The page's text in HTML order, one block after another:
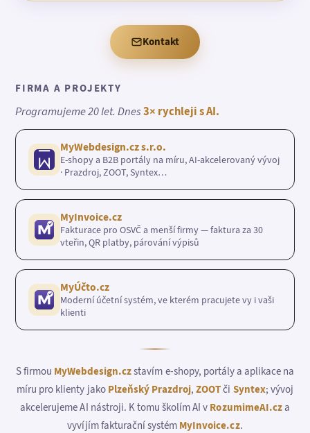
Kontakt
FIRMA A PROJEKTY
Programujeme 20 let. Dnes3× rychleji s AI.
MyWebdesign.cz s.r.o.
E-shopy a B2B portály na míru, AI-akcelerovaný vývoj
· Prazdroj, ZOOT, Syntex…
MyInvoice.cz
Fakturace pro OSVČ a menší firmy — faktura za 30
vteřin, QR platby, párování výpisů
MyÚčto.cz
Moderní účetní systém, ve kterém pracujete vy i vaši
klienti
S firmou MyWebdesign.czstavím e-shopy, portály a aplikace na
míru pro klienty jako Plzeňský Prazdroj,ZOOTči Syntex; vývoj
akcelerujeme AI nástroji. K tomu školím AI v RozumimeAI.cza
vyvíjím fakturační systém MyInvoice.cz.